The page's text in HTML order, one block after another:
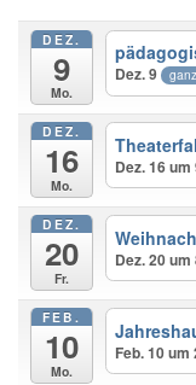
DEZ.
9
Mo.
Dez. 9
DEZ.
16
Mo.
Dez. 16
DEZ.
20
Fr.
Dez. 20
FEB.
10
Mo.
Feb. 10